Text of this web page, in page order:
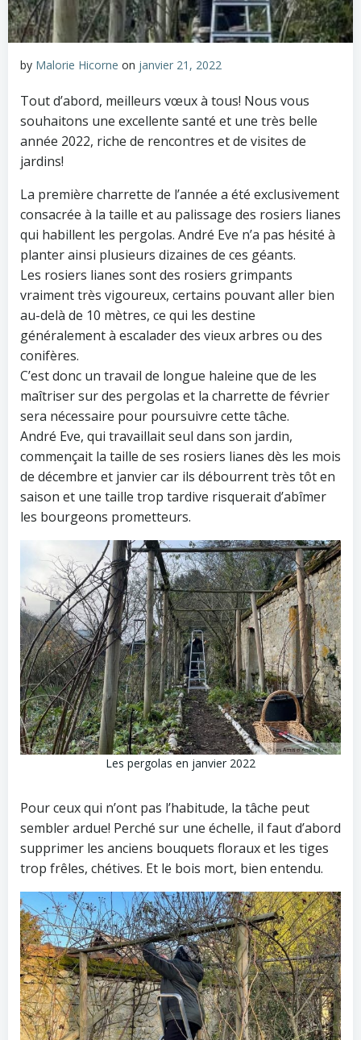
by Malorie Hicorne on janvier 21, 2022
Tout d’abord, meilleurs vœux à tous! Nous vous
souhaitons une excellente santé et une très belle
année 2022, riche de rencontres et de visites de
jardins!
La première charrette de l’année a été exclusivement
consacrée à la taille et au palissage des rosiers lianes
qui habillent les pergolas. André Eve n’a pas hésité à
planter ainsi plusieurs dizaines de ces géants.
Les rosiers lianes sont des rosiers grimpants
vraiment très vigoureux, certains pouvant aller bien
au-delà de 10 mètres, ce qui les destine
généralement à escalader des vieux arbres ou des
conifères.
C’est donc un travail de longue haleine que de les
maîtriser sur des pergolas et la charrette de février
sera nécessaire pour poursuivre cette tâche.
André Eve, qui travaillait seul dans son jardin,
commençait la taille de ses rosiers lianes dès les mois
de décembre et janvier car ils débourrent très tôt en
saison et une taille trop tardive risquerait d’abîmer
les bourgeons prometteurs.
Les pergolas en janvier 2022
Pour ceux qui n’ont pas l’habitude, la tâche peut
sembler ardue! Perché sur une échelle, il faut d’abord
supprimer les anciens bouquets floraux et les tiges
trop frêles, chétives. Et le bois mort, bien entendu.